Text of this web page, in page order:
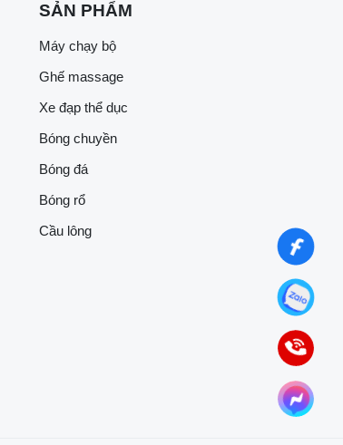
SẢN PHẨM
Máy chạy bộ
Ghế massage
Xe đạp thể dục
Bóng chuyền
Bóng đá
Bóng rổ
Cầu lông